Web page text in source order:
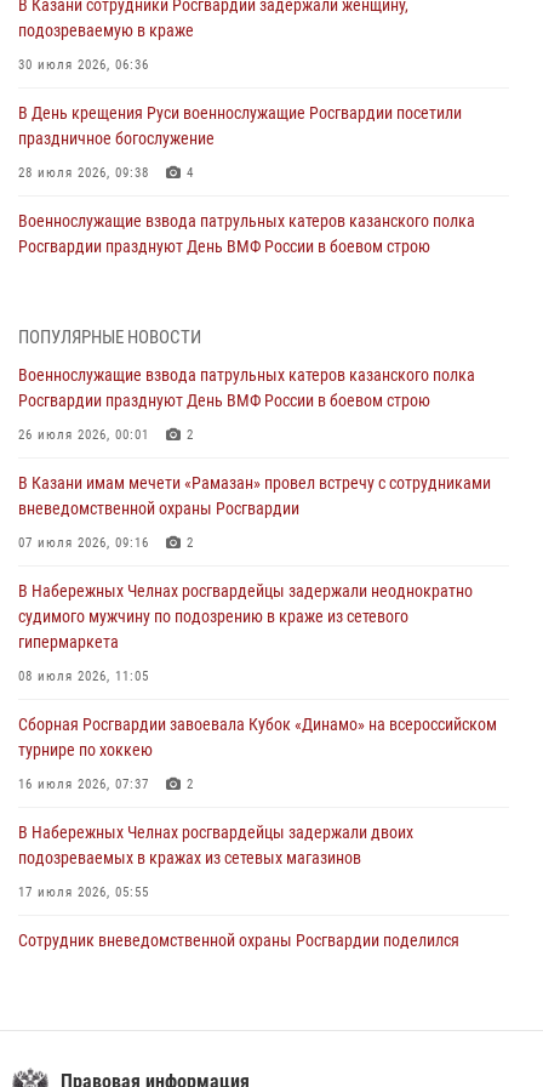
В Казани сотрудники Росгвардии задержали женщину,
подозреваемую в краже
30 июля 2026, 06:36
В День крещения Руси военнослужащие Росгвардии посетили
праздничное богослужение
28 июля 2026, 09:38 4
Военнослужащие взвода патрульных катеров казанского полка
Росгвардии празднуют День ВМФ России в боевом строю
Татарстанские росгвардейцы завоевали «бронзу» в окружном этапе
24 июля 2026, 15:05
В казанском полку Росгвардии состоялся концерт певицы Кристины
В Нижнекамске сотрудники Росгвардии задержали подозреваемого
23 июля 2026, 06:47
В Казани Росгвардия приняла участие в обеспечении безопасности
крестного хода и освящения храма
ПОПУЛЯРНЫЕ НОВОСТИ
Военнослужащие взвода патрульных катеров казанского полка
Росгвардии празднуют День ВМФ России в боевом строю
26 июля 2026, 00:01 2
В Казани имам мечети «Рамазан» провел встречу с сотрудниками
вневедомственной охраны Росгвардии
07 июля 2026, 09:16 2
В Набережных Челнах росгвардейцы задержали неоднократно
судимого мужчину по подозрению в краже из сетевого
гипермаркета
08 июля 2026, 11:05
Сборная Росгвардии завоевала Кубок «Динамо» на всероссийском
турнире по хоккею
16 июля 2026, 07:37 2
В Набережных Челнах росгвардейцы задержали двоих
подозреваемых в кражах из сетевых магазинов
17 июля 2026, 05:55
Сотрудник вневедомственной охраны Росгвардии поделился
СоколовскойПравовая информация